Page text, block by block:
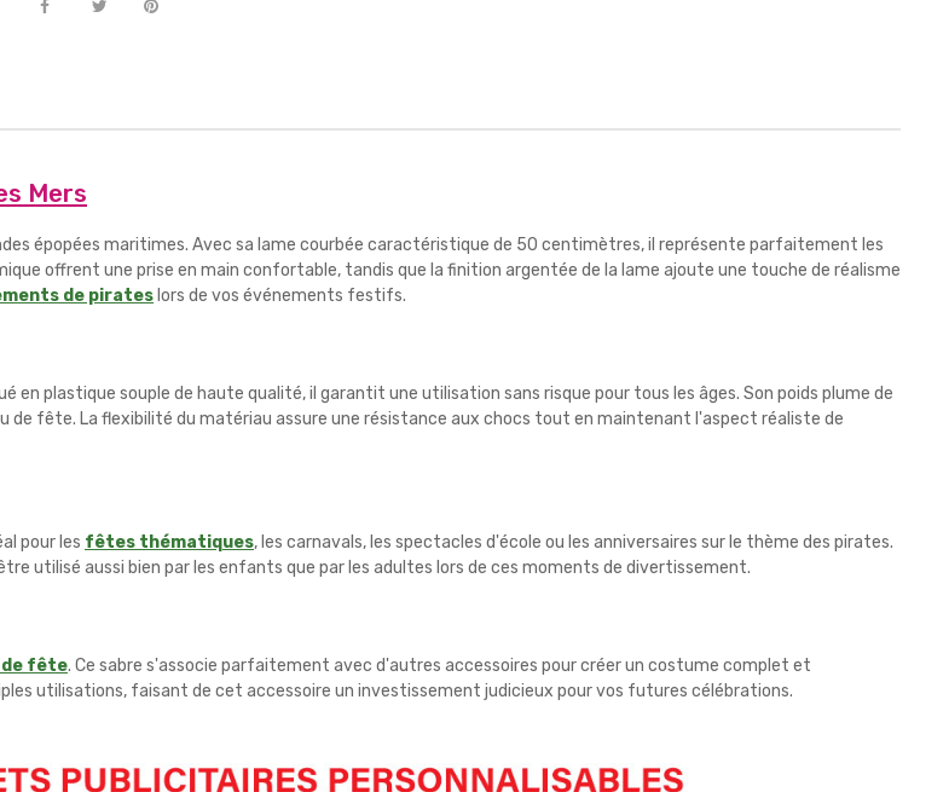
Mers
épopées maritimes. Avec sa lame courbée caractéristique de 50 centimètres, il représente parfaitement les
offrent une prise en main confortable, tandis que la finition argentée de la lame ajoute une touche de réalisme
de pirates lors de vos événements festifs.
en plastique souple de haute qualité, il garantit une utilisation sans risque pour tous les âges. Son poids plume de
de fête. La flexibilité du matériau assure une résistance aux chocs tout en maintenant l'aspect réaliste de
pour les fêtes thématiques, les carnavals, les spectacles d'école ou les anniversaires sur le thème des pirates.
utilisé aussi bien par les enfants que par les adultes lors de ces moments de divertissement.
fête. Ce sabre s'associe parfaitement avec d'autres accessoires pour créer un costume complet et
utilisations, faisant de cet accessoire un investissement judicieux pour vos futures célébrations.